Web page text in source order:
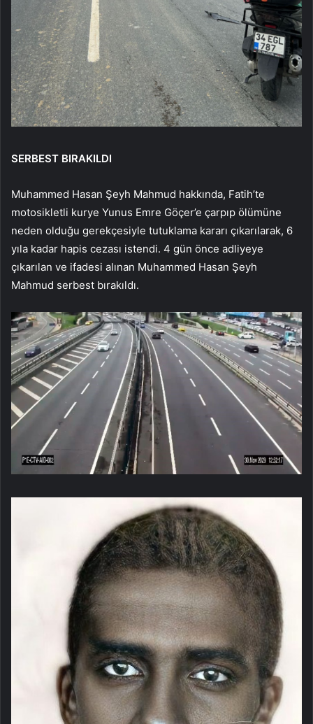
SERBEST BIRAKILDI
Muhammed Hasan Şeyh Mahmud hakkında, Fatih’te
motosikletli kurye Yunus Emre Göçer’e çarpıp ölümüne
neden olduğu gerekçesiyle tutuklama kararı çıkarılarak, 6
yıla kadar hapis cezası istendi. 4 gün önce adliyeye
çıkarılan ve ifadesi alınan Muhammed Hasan Şeyh
Mahmud serbest bırakıldı.